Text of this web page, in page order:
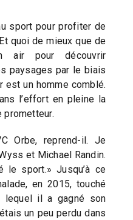
sport pour profiter de
quoi de mieux que de
air pour découvrir
paysages par le biais
est un homme comblé.
l’effort en pleine la
prometteur.
Orbe, reprend-il. Je
et Michael Randin.
le sport.» Jusqu’à ce
en 2015, touché
lequel il a gagné son
un peu perdu dans